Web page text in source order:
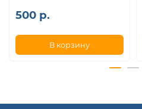
500 р.
В корзину